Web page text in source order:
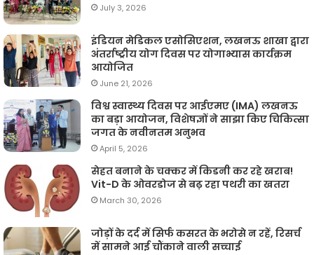
July 3, 2026
इंडियन मेडिकल एसोसिएशन, लखनऊ शाखा द्वारा
अंतर्राष्ट्रीय योग दिवस पर योगाभ्यास कार्यक्रम
आयोजित
June 21, 2026
विश्व स्वास्थ्य दिवस पर आईएमए (IMA) लखनऊ
का बड़ा आयोजन, विशेषज्ञों ने साझा किए चिकित्सा
जगत के नवीनतम अनुभव
April 5, 2026
सेहत बनाने के चक्कर में किडनी कर रहे खराब!
Vit-D के ओवरडोज से बढ़ रहा पथरी का खतरा
March 30, 2026
जोड़ों के दर्द में सिर्फ कसरत के भरोसे न रहें, रिसर्च
में सामने आई चौंकाने वाली सच्चाई